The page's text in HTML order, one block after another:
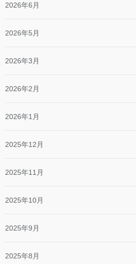
2026年6月
2026年5月
2026年3月
2026年2月
2026年1月
2025年12月
2025年11月
2025年10月
2025年9月
2025年8月